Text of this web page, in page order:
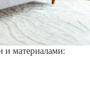
и материалами: